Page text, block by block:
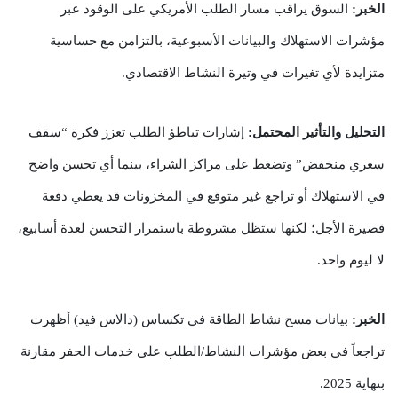
الخبر: السوق يراقب مسار الطلب الأمريكي على الوقود عبر
مؤشرات الاستهلاك والبيانات الأسبوعية، بالتزامن مع حساسية
متزايدة لأي تغيرات في وتيرة النشاط الاقتصادي.
التحليل والتأثير المحتمل: إشارات تباطؤ الطلب تعزز فكرة “سقف
سعري منخفض” وتضغط على مراكز الشراء، بينما أي تحسن واضح
في الاستهلاك أو تراجع غير متوقع في المخزونات قد يعطي دفعة
قصيرة الأجل؛ لكنها ستظل مشروطة باستمرار التحسن لعدة أسابيع،
لا ليوم واحد.
الخبر: بيانات مسح نشاط الطاقة في تكساس (دالاس فيد) أظهرت
تراجعاً في بعض مؤشرات النشاط/الطلب على خدمات الحفر مقارنة
بنهاية 2025.